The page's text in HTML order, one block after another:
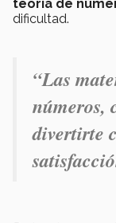
teoría de
dificultad.
“Las
números,
divertirte